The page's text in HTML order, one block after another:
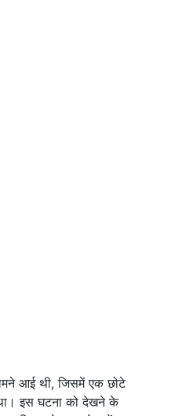
आई थी, जिसमें एक छोटे
था। इस घटना को देखने के